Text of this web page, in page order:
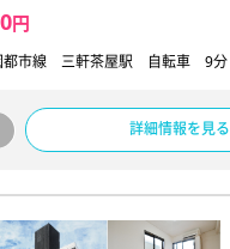
円
都市線 三軒茶屋駅 自転車 9分
詳細情報を見る